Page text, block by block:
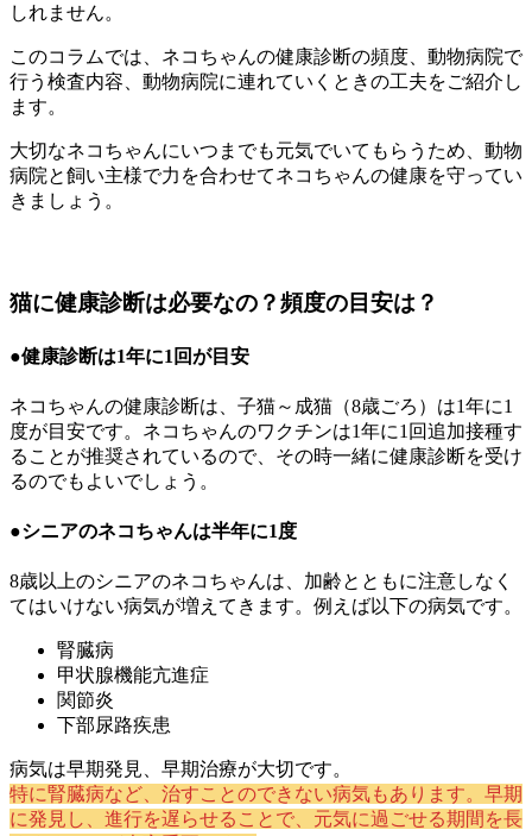
しれません。
このコラムでは、ネコちゃんの健康診断の頻度、動物病院で
行う検査内容、動物病院に連れていくときの工夫をご紹介し
ます。
大切なネコちゃんにいつまでも元気でいてもらうため、動物
病院と飼い主様で力を合わせてネコちゃんの健康を守ってい
きましょう。
猫に健康診断は必要なの？頻度の目安は？
●健康診断は1年に1回が目安
ネコちゃんの健康診断は、子猫～成猫（8歳ごろ）は1年に1
度が目安です。ネコちゃんのワクチンは1年に1回追加接種す
ることが推奨されているので、その時一緒に健康診断を受け
るのでもよいでしょう。
●シニアのネコちゃんは半年に1度
8歳以上のシニアのネコちゃんは、加齢とともに注意しなく
てはいけない病気が増えてきます。例えば以下の病気です。
腎臓病
甲状腺機能亢進症
関節炎
下部尿路疾患
病気は早期発見、早期治療が大切です。
特に腎臓病など、治すことのできない病気もあります。早期
に発見し、進行を遅らせることで、元気に過ごせる期間を長